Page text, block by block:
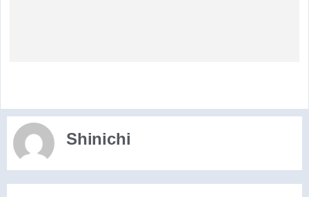
Shinichi